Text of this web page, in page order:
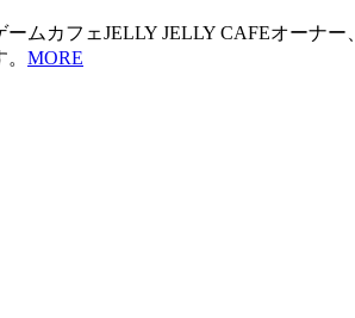
ームカフェJELLY JELLY CAFEオーナ
MORE